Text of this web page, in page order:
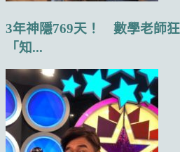
3年神隱769天！ 數學老師
「知...